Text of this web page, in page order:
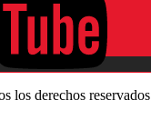
los derechos reservados